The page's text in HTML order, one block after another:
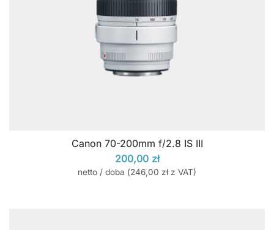
Canon 70-200mm f/2.8 IS III
200,00 zł
netto / doba (246,00 złz VAT)